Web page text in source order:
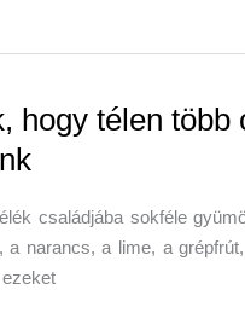
hogy télen több
családjába sokféle
a narancs, a lime, a